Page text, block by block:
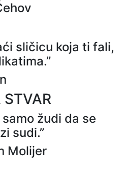
sličicu koja ti fali,
žudi da se
sudi.”
Molijer